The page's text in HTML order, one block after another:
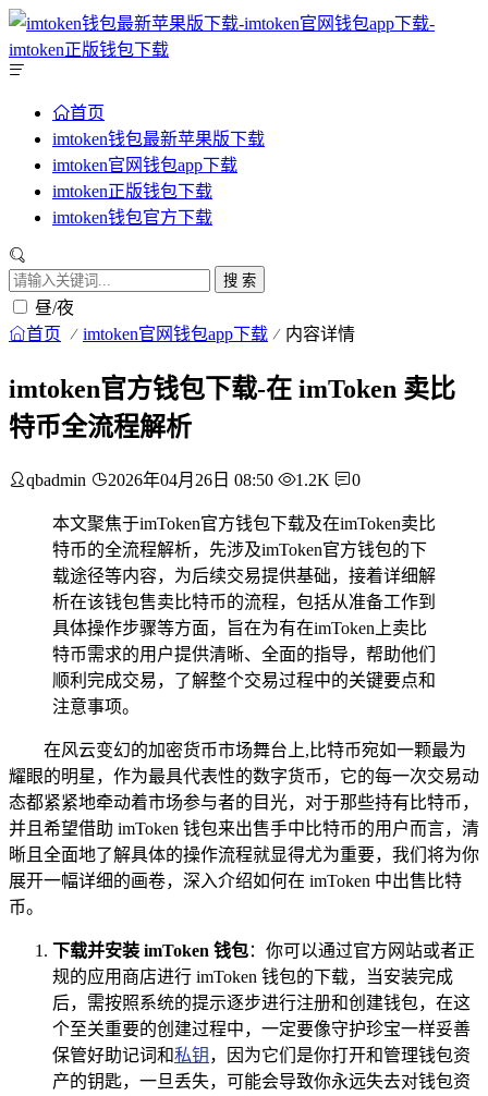
首页
imtoken钱包最新苹果版下载
imtoken官网钱包app下载
imtoken正版钱包下载
imtoken钱包官方下载
搜 索
昼/夜
首页 imtoken官网钱包app下载 内容详情
imtoken官方钱包下载-在 imToken 卖比
特币全流程解析
qbadmin 2026年04月26日 08:50 1.2K 0
本文聚焦于imToken官方钱包下载及在imToken卖比
特币的全流程解析，先涉及imToken官方钱包的下
载途径等内容，为后续交易提供基础，接着详细解
析在该钱包售卖比特币的流程，包括从准备工作到
具体操作步骤等方面，旨在为有在imToken上卖比
特币需求的用户提供清晰、全面的指导，帮助他们
顺利完成交易，了解整个交易过程中的关键要点和
注意事项。
在风云变幻的加密货币市场舞台上,比特币宛如一颗最为
耀眼的明星，作为最具代表性的数字货币，它的每一次交易动
态都紧紧地牵动着市场参与者的目光，对于那些持有比特币，
并且希望借助 imToken 钱包来出售手中比特币的用户而言，清
晰且全面地了解具体的操作流程就显得尤为重要，我们将为你
展开一幅详细的画卷，深入介绍如何在 imToken 中出售比特
币。
下载并安装 imToken 钱包：你可以通过官方网站或者正
规的应用商店进行 imToken 钱包的下载，当安装完成
后，需按照系统的提示逐步进行注册和创建钱包，在这
个至关重要的创建过程中，一定要像守护珍宝一样妥善
保管好助记词和私钥 ，因为它们是你打开和管理钱包资
产的钥匙，一旦丢失，可能会导致你永远失去对钱包资